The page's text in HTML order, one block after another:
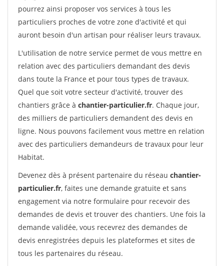
pourrez ainsi proposer vos services à tous les
particuliers proches de votre zone d'activité et qui
auront besoin d'un artisan pour réaliser leurs travaux.
L'utilisation de notre service permet de vous mettre en
relation avec des particuliers demandant des devis
dans toute la France et pour tous types de travaux.
Quel que soit votre secteur d'activité, trouver des
chantiers grâce à chantier-particulier.fr. Chaque jour,
des milliers de particuliers demandent des devis en
ligne. Nous pouvons facilement vous mettre en relation
avec des particuliers demandeurs de travaux pour leur
Habitat.
Devenez dès à présent partenaire du réseau chantier-
particulier.fr, faites une demande gratuite et sans
engagement via notre formulaire pour recevoir des
demandes de devis et trouver des chantiers. Une fois la
demande validée, vous recevrez des demandes de
devis enregistrées depuis les plateformes et sites de
tous les partenaires du réseau.